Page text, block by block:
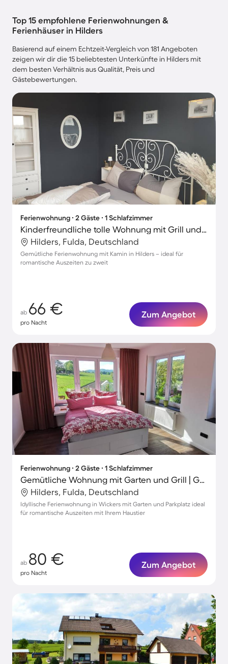
Top 15 empfohlene Ferienwohnungen &
Ferienhäuser in Hilders
Basierend auf einem Echtzeit-Vergleich von 181 Angeboten
zeigen wir dir die 15 beliebtesten Unterkünfte in Hilders mit
dem besten Verhältnis aus Qualität, Preis und
Gästebewertungen.
Ferienwohnung ∙ 2 Gäste ∙ 1 Schlafzimmer
Kinderfreundliche tolle Wohnung mit Grill und Terrasse | Perfekt für die Arbeit von Zuhause
Hilders, Fulda, Deutschland
Gemütliche Ferienwohnung mit Kamin in Hilders – ideal für
romantische Auszeiten zu zweit
ab 66 €
pro Nacht
Zum Angebot
Ferienwohnung ∙ 2 Gäste ∙ 1 Schlafzimmer
Gemütliche Wohnung mit Garten und Grill | Gartenblick | Haustiere sind willkommen
Hilders, Fulda, Deutschland
Idyllische Ferienwohnung in Wickers mit Garten und Parkplatz ideal
für romantische Auszeiten mit Ihrem Haustier
ab 80 €
pro Nacht
Zum Angebot